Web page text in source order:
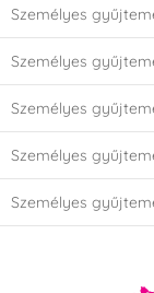
Személyes
Személyes
Személyes
Személyes
Személyes